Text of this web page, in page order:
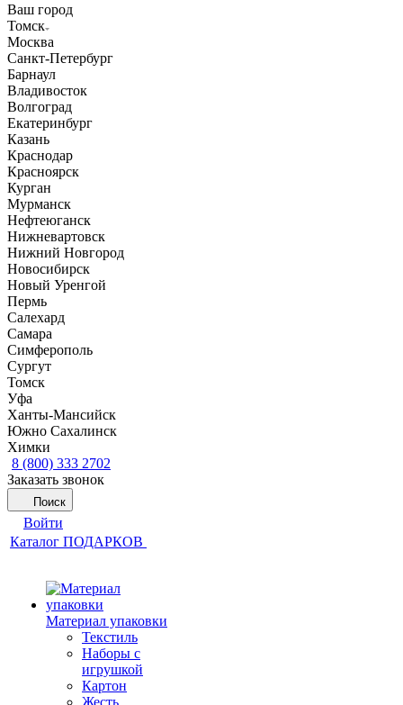
Ваш город
Томск
Москва
Санкт-Петербург
Барнаул
Владивосток
Волгоград
Екатеринбург
Казань
Краснодар
Красноярск
Курган
Мурманск
Нефтеюганск
Нижневартовск
Нижний Новгород
Новосибирск
Новый Уренгой
Пермь
Салехард
Самара
Симферополь
Сургут
Томск
Уфа
Ханты-Мансийск
Южно Сахалинск
Химки
8 (800) 333 2702
Заказать звонок
Поиск
Войти
Каталог ПОДАРКОВ
Материал упаковки
Текстиль
Наборы с
игрушкой
Картон
Жесть